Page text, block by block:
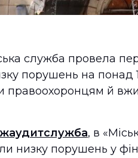
служба провела
порушень на понад
правоохоронцям й
, в
низку порушень у